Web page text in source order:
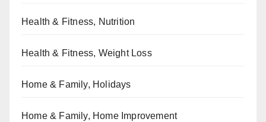
Health & Fitness, Nutrition
Health & Fitness, Weight Loss
Home & Family, Holidays
Home & Family, Home Improvement